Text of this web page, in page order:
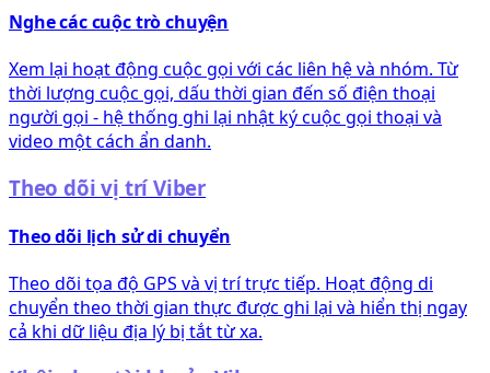
Nghe các cuộc trò chuyện
Xem lại hoạt động cuộc gọi với các liên hệ và nhóm. Từ
thời lượng cuộc gọi, dấu thời gian đến số điện thoại
người gọi - hệ thống ghi lại nhật ký cuộc gọi thoại và
video một cách ẩn danh.
Theo dõi vị trí Viber
Theo dõi lịch sử di chuyển
Theo dõi tọa độ GPS và vị trí trực tiếp. Hoạt động di
chuyển theo thời gian thực được ghi lại và hiển thị ngay
cả khi dữ liệu địa lý bị tắt từ xa.